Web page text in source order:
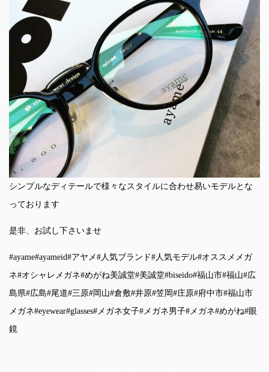
シンプルなディテールで様々なスタイルに合わせ易いモデルとな
っております
是非、お試し下さいませ
#ayame#ayameid#アヤメ#人気ブランド#人気モデル#オススメメガ
ネ#オシャレメガネ#めがね美誠堂#美誠堂#biseido#福山市#福山#広
島県#広島#尾道#三原#岡山#倉敷#井原#笠岡 #庄原#府中市#福山市
メガネ#eyewear#glasses#メガネ女子#メガネ男子#メガネ#めがね#眼
鏡